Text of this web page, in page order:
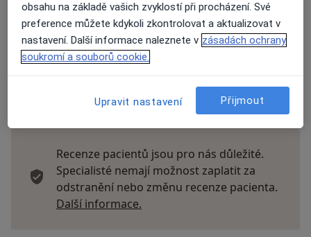
Názory
Přidejte svůj názor
Recenze pacientů jsou pro nás důležité.
Specialisté nemají možnost zaplatit za
odstranění nebo změnu recenze pacienta.
Další informace.
obsahu na základě vašich zvyklostí při procházení. Své
preference můžete kdykoli zkontrolovat a aktualizovat v
nastavení. Další informace naleznete v zásadách ochrany
soukromí a souborů cookie.
Upravit nastavení Přijmout